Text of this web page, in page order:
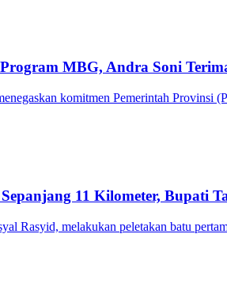
MBG, Andra Soni
komitmen Pemerintah Provinsi
11 Kilometer, Bupati
Rasyid, melakukan peletakan batu